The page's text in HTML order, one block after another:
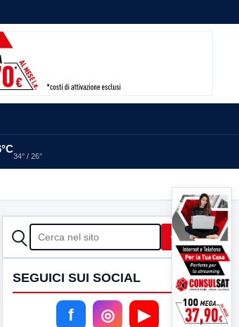
34° / 26°
CERCA Cerca
SEGUICI SUI SOCIAL
f ◎ ▶